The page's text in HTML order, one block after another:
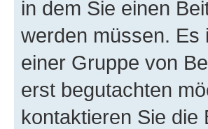
in dem Sie einen
werden müssen. Es
einer Gruppe von
erst begutachten
kontaktieren Sie die